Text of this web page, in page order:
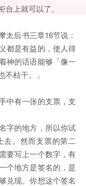
上就可以了。
太后书三章16节说：
都是有益的，使人得
神的话语能够「像一
枯干。」
中有一张的支票，支
字的地方，所以你试
。然而支票的第二
要写上一个数字，有
个地方是签名的，是
兑现。你想这个签名